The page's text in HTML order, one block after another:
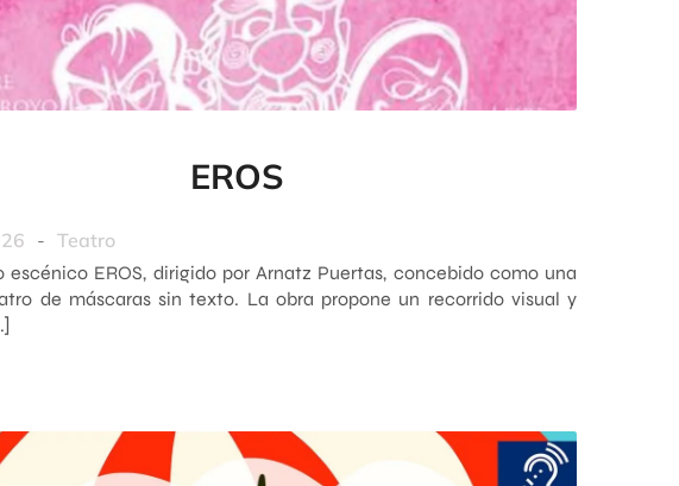
EROS
- Teatro
escénico EROS, dirigido por Arnatz Puertas, concebido como una
de máscaras sin texto. La obra propone un recorrido visual y